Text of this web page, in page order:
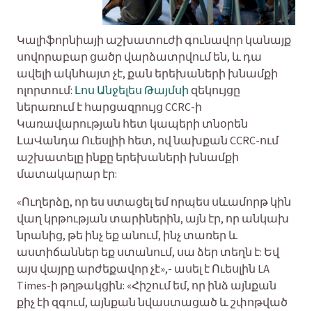
Կալիֆորնիայի աշխատուժի գունավոր կանայք
սովորաբար ցածր վարձատրվում են, և դա
ավելի ակնհայտ չէ, քան երեխաների խնամքի
ոլորտում: Լոս Անջելես Թայմսի զեկույցը
ներառում է հարցազրույց CCRC-ի
Կառավարության հետ կապերի տնօրեն
ԼաՎանդա Ուեսլիի հետ, ով նախքան CCRC-ում
աշխատելը ինքը երեխաների խնամքի
մատակարար էր:
«Ուղերձը, որ ես ստացել եմ որպես սևամորթ կին
վաղ կրթության տարիներին, այն էր, որ անկախ
նրանից, թե ինչ եք անում, ինչ տառեր և
աստիճաններ եք ստանում, սա ձեր տեղն է: Եվ
այս վայրը արժեքավոր չէ»,- ասել է Ուեսլին LA
Times-ի թղթակցին: «Հիշում եմ, որ ինձ այնքան
քիչ էի զգում, այնքան նվաստացած և շփոթված